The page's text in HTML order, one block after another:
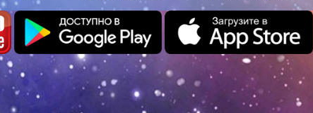
Наши приложения. Бесплатно и без рекламы